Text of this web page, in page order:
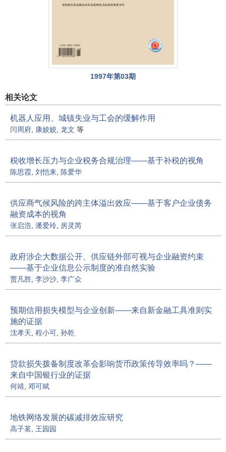
1997年第03期
相关论文
机器人应用、城镇失业与工会的缓解作用
闫周府 康姣姣 龙文 等
税收增长压力与企业税务合规治理——基于补税的视角
陈思霞 刘恺来 陈爱华
供应商气候风险的跨主体溢出效应——基于客户企业债务
融资成本的视角
张启浩 潘爱玲 房灵芮
政府涉企大数据公开、供应链外部可视与企业融资约束
——基于企业信息公示制度的准自然实验
贾凡胜 李沙沙 李广众
预期信用损失模型与企业创新——来自新金融工具准则实
施的证据
沈孝天 程小可 孙乾
贷款损失拨备制度改革会影响货币政策传导效率吗？——
来自中国银行业的证据
何靖 邓可斌
地铁网络发展的碳减排效应研究
高子茗 王园园